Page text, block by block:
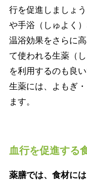
行を促進しましょ
や手浴（しゅよく
温浴効果をさらに
て使われる生薬（
を利用するのも良
生薬には、よもぎ
ます。
血行を促進する
薬膳では、食材に